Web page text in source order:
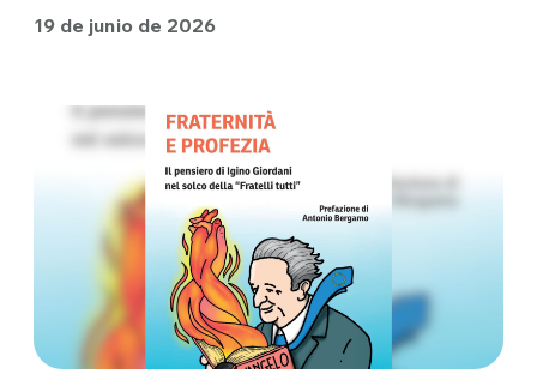
19 de junio de 2026